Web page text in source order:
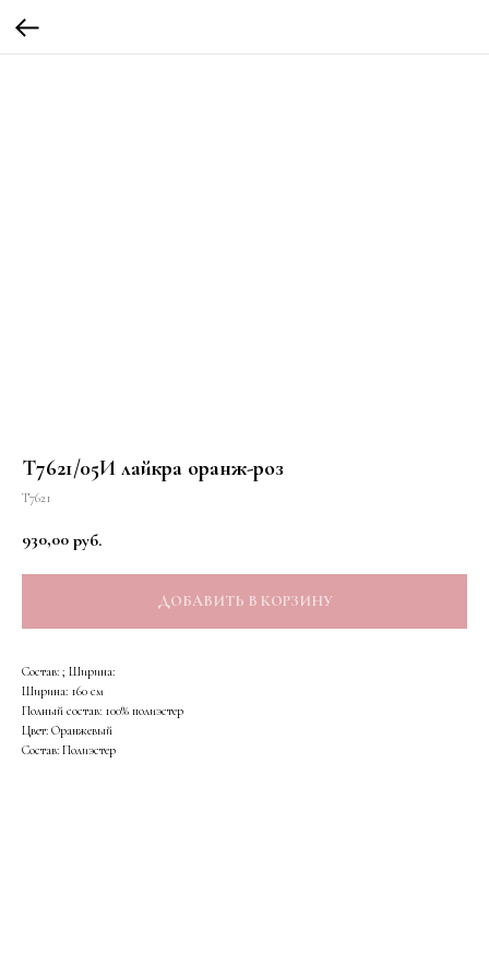
Т7621/05И лайкра оранж-роз
Т7621
930,00 руб.
ДОБАВИТЬ В КОРЗИНУ
Состав: ; Ширина:
Ширина: 160 см
Полный состав: 100% полиэстер
Цвет: Оранжевый
Состав: Полиэстер